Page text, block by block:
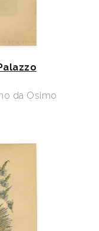
da Osimo